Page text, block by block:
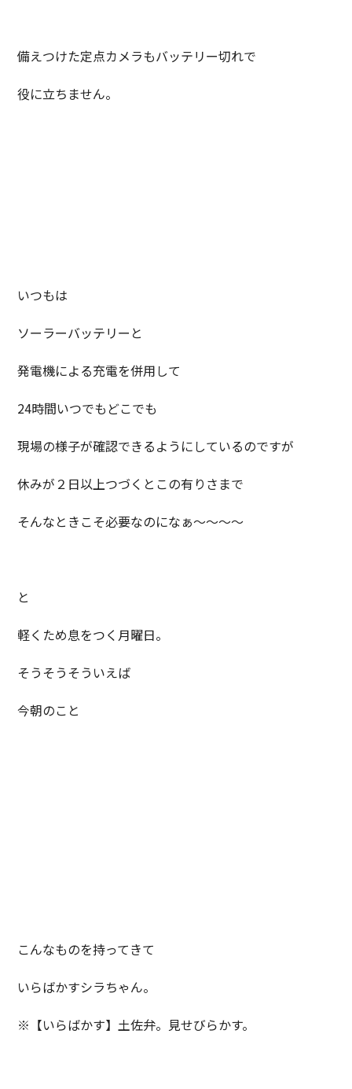
備えつけた定点カメラもバッテリー切れで
役に立ちません。
いつもは
ソーラーバッテリーと
発電機による充電を併用して
24時間いつでもどこでも
現場の様子が確認できるようにしているのですが
休みが２日以上つづくとこの有りさまで
そんなときこそ必要なのになぁ～～～～
と
軽くため息をつく月曜日。
そうそうそういえば
今朝のこと
こんなものを持ってきて
いらばかすシラちゃん。
※【いらばかす】土佐弁。見せびらかす。